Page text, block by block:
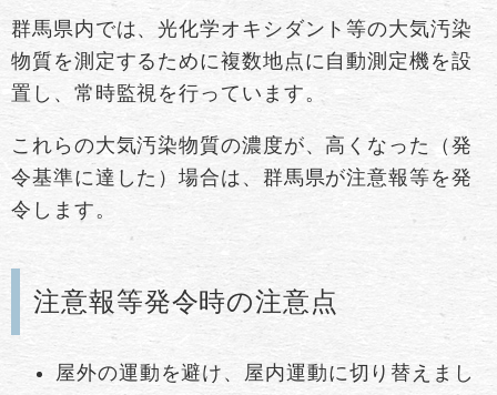
群馬県内では、光化学オキシダント等の大気汚染
物質を測定するために複数地点に自動測定機を設
置し、常時監視を行っています。
これらの大気汚染物質の濃度が、高くなった（発
令基準に達した）場合は、群馬県が注意報等を発
令します。
注意報等発令時の注意点
屋外の運動を避け、屋内運動に切り替えまし